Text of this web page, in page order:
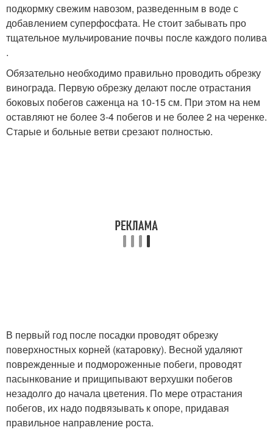
подкормку свежим навозом, разведенным в воде с
добавлением суперфосфата. Не стоит забывать про
тщательное мульчирование почвы после каждого полива
.
Обязательно необходимо правильно проводить обрезку
винограда. Первую обрезку делают после отрастания
боковых побегов саженца на 10-15 см. При этом на нем
оставляют не более 3-4 побегов и не более 2 на черенке.
Старые и больные ветви срезают полностью.
В первый год после посадки проводят обрезку
поверхностных корней (катаровку). Весной удаляют
поврежденные и подмороженные побеги, проводят
пасынкование и прищипывают верхушки побегов
незадолго до начала цветения. По мере отрастания
побегов, их надо подвязывать к опоре, придавая
правильное направление роста.